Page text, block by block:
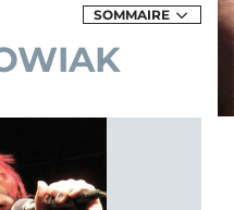
SOMMAIRE
DES